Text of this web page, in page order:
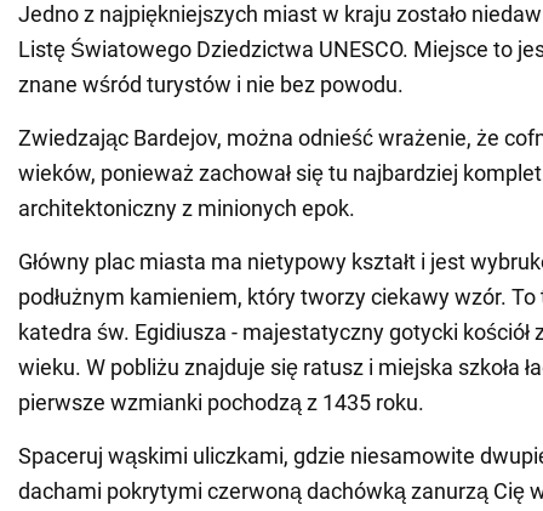
Jedno z najpiękniejszych miast w kraju zostało
Listę Światowego Dziedzictwa UNESCO. Miejsce to
znane wśród turystów i nie bez powodu.
Zwiedzając Bardejov, można odnieść wrażenie, że
wieków, ponieważ zachował się tu najbardziej
architektoniczny z minionych epok.
Główny plac miasta ma nietypowy kształt i jest
podłużnym kamieniem, który tworzy ciekawy wzór.
katedra św. Egidiusza - majestatyczny gotycki kościół
wieku. W pobliżu znajduje się ratusz i miejska szkoła
pierwsze wzmianki pochodzą z 1435 roku.
Spaceruj wąskimi uliczkami, gdzie niesamowite
dachami pokrytymi czerwoną dachówką zanurzą Cię